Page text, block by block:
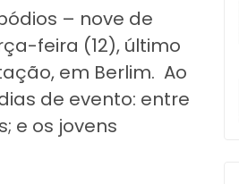
– nove de
feira (12), último
em Berlim. Ao
de evento: entre
e os jovens